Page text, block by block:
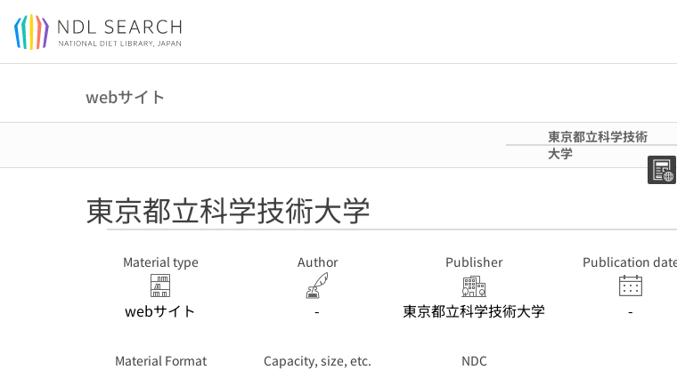
Jump to main content
webサイト
東京都立科学技術
大学
東京都立科学技術大学
Material type
webサイト
Author
-
Publisher
東京都立科学技術大学
Publication
-
Material Format Capacity, size, etc. NDC